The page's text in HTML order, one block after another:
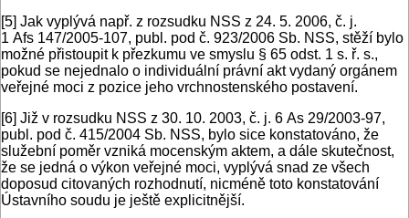
[5] Jak vyplývá např. z rozsudku NSS z 24. 5. 2006, č. j.
1 Afs 147/2005-107, publ. pod č. 923/2006 Sb. NSS, stěží bylo
možné přistoupit k přezkumu ve smyslu § 65 odst. 1 s. ř. s.,
pokud se nejednalo o individuální právní akt vydaný orgánem
veřejné moci z pozice jeho vrchnostenského postavení.
[6] Již v rozsudku NSS z 30. 10. 2003, č. j. 6 As 29/2003-97,
publ. pod č. 415/2004 Sb. NSS, bylo sice konstatováno, že
služební poměr vzniká mocenským aktem, a dále skutečnost,
že se jedná o výkon veřejné moci, vyplývá snad ze všech
doposud citovaných rozhodnutí, nicméně toto konstatování
Ústavního soudu je ještě explicitnější.